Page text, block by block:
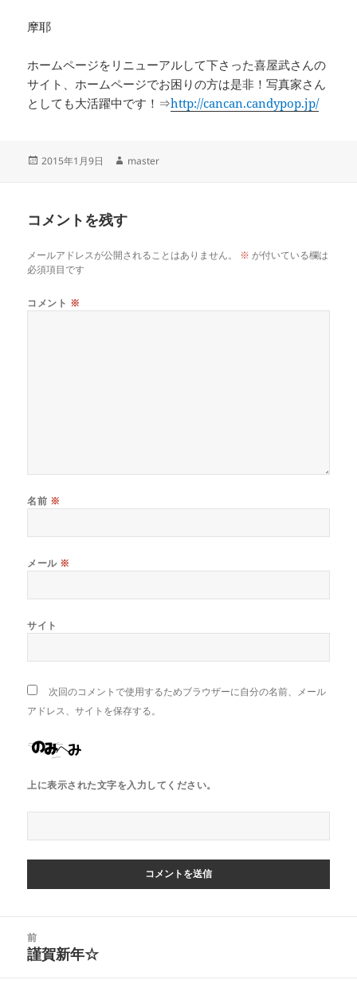
摩耶
ホームページをリニューアルして下さった喜屋武さんの
サイト、ホームページでお困りの方は是非！写真家さん
としても大活躍中です！⇒http://cancan.candypop.jp/
投
2015年1月9日
作
master
コメントを残す
メールアドレスが公開されることはありません。 ※ が付いている欄は
必須項目です
コメント ※
名前 ※
メール ※
サイト
次回のコメントで使用するためブラウザーに自分の名前、メール
アドレス、サイトを保存する。
上に表示された文字を入力してください。
前
前
謹賀新年☆